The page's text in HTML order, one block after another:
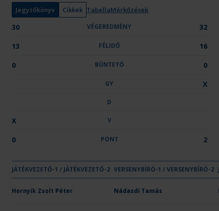
:
Jegyzőkönyv Cikkek TabellaMérkőzések
30 VÉGEREDMÉNY 32
13 FÉLIDŐ 16
0 BÜNTETŐ 0
GY X
D
X V
0 PONT 2
Csapat neve
VÉGEREDMÉNY FÉLIDŐ BÜNTETŐ GY
OTP Bank - PICK Szeged U21 30 13
JÁTÉKVEZETŐ-1 / JÁTÉKVEZETŐ-2 VERSENYBÍRÓ-1 / VERSENYBÍRÓ-2
Hornyik Zsolt Péter Nádasdi Tamás